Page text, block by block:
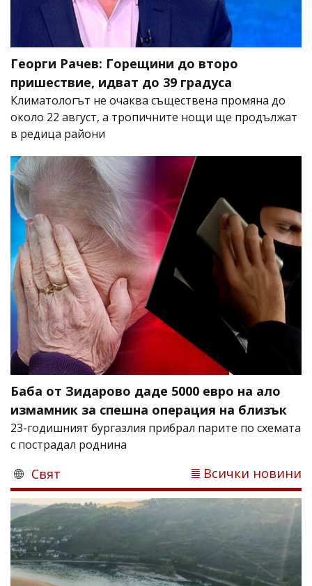
Георги Рачев: Горещини до второ
пришествие, идват до 39 градуса
Климатологът не очаква съществена промяна до
около 22 август, а тропичните нощи ще продължат
в редица райони
Баба от Зидарово даде 5000 евро на ало
измамник за спешна операция на близък
23-годишният бургазлия прибрал парите по схемата
с пострадал роднина
Свят Всички новини